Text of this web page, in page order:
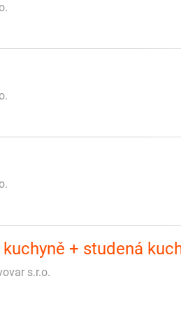
+ studená
s.r.o.